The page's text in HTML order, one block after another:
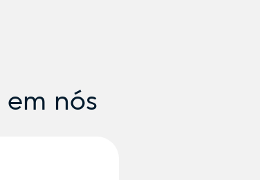
nós